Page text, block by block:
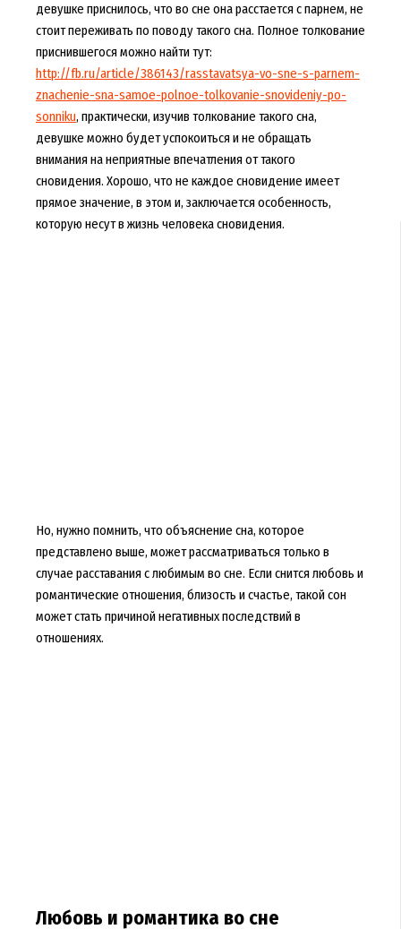
девушке приснилось, что во сне она расстается с парнем, не
стоит переживать по поводу такого сна. Полное толкование
приснившегося можно найти тут:
http://fb.ru/article/386143/rasstavatsya-vo-sne-s-parnem-
znachenie-sna-samoe-polnoe-tolkovanie-snovideniy-po-
sonniku, практически, изучив толкование такого сна,
девушке можно будет успокоиться и не обращать
внимания на неприятные впечатления от такого
сновидения. Хорошо, что не каждое сновидение имеет
прямое значение, в этом и, заключается особенность,
которую несут в жизнь человека сновидения.
Но, нужно помнить, что объяснение сна, которое
представлено выше, может рассматриваться только в
случае расставания с любимым во сне. Если снится любовь и
романтические отношения, близость и счастье, такой сон
может стать причиной негативных последствий в
отношениях.
Любовь и романтика во сне